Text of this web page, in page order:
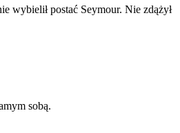
wybielił postać Seymour. Nie zdążył
sobą.